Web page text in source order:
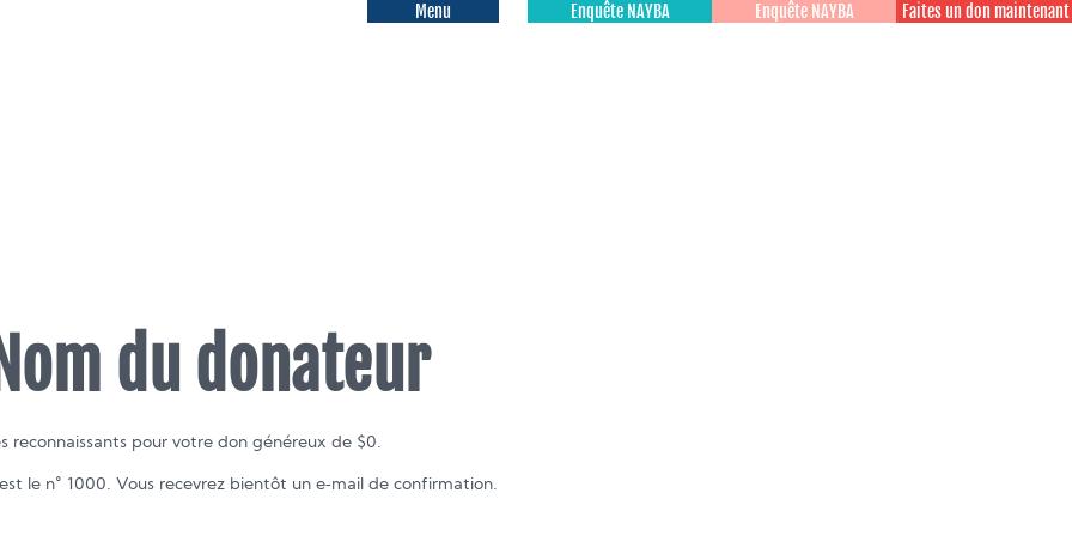
Menu Enquête NAYBA Enquête NAYBA Faites un don maintenant
du donateur
reconnaissants pour votre don généreux de $0.
le n° 1000. Vous recevrez bientôt un e‑mail de confirmation.